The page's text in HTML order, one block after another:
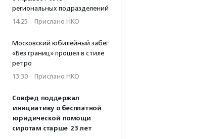
региональных подразделений
14:25 · Прислано НКО
Московский юбилейный забег
«Без границ» прошел в стиле
ретро
13:30 · Прислано НКО
Совфед поддержал
инициативу о бесплатной
юридической помощи
сиротам старше 23 лет